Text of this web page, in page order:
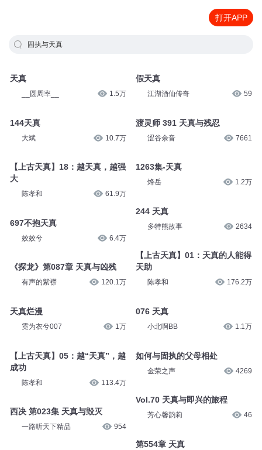
打开APP
固执与天真
天真
__圆周率__ 1.5万
144天真
大斌 10.7万
【上古天真】18：越天真，越强
大
陈孝和 61.9万
697不抱天真
姣姣兮 6.4万
《探龙》第087章 天真与凶残
有声的紫襟 120.1万
天真烂漫
霓为衣兮007 1万
【上古天真】05：越“天真”，越
成功
陈孝和 113.4万
西决 第023集 天真与毁灭
一路听天下精品 954
假天真
江湖酒仙传奇 59
渡灵师 391 天真与残忍
涩谷余音 7661
1263集-天真
烽岳 1.2万
244 天真
多特熊故事 2634
【上古天真】01：天真的人能得
天助
陈孝和 176.2万
076 天真
小北啊BB 1.1万
如何与固执的父母相处
金荣之声 4269
Vol.70 天真与即兴的旅程
芳心馨韵莉 46
第554章 天真